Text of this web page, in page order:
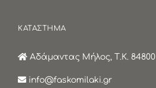
ΚΑΤΑΣΤΗΜΑ
Αδάμαντας Μήλος, Τ.Κ. 84800
info@faskomilaki.gr